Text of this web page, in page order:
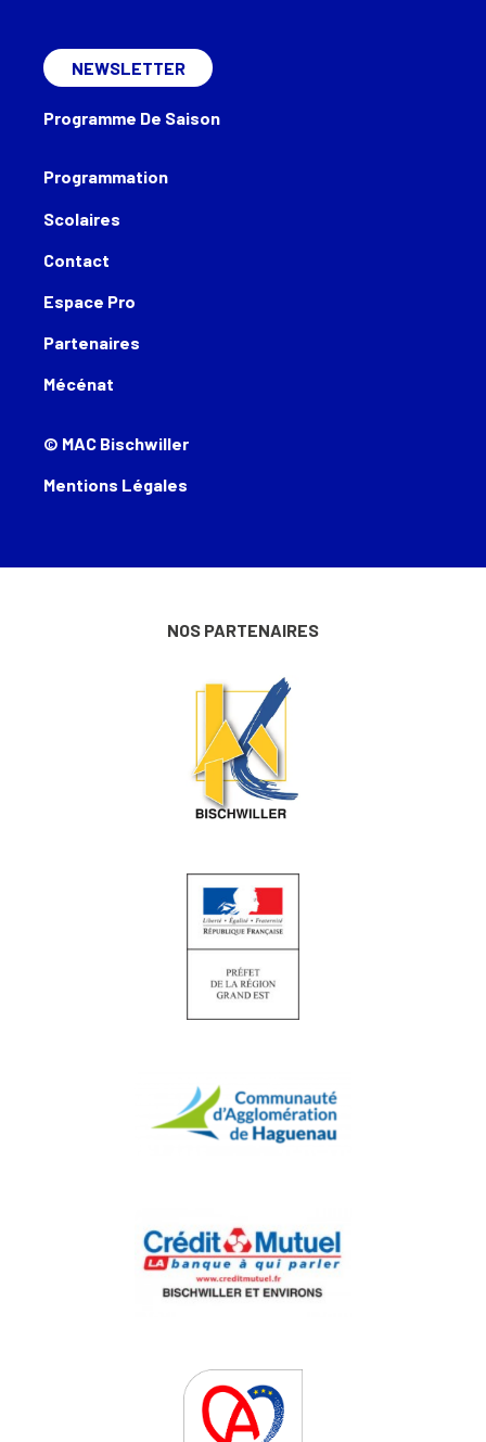
Programmation
Scolaires
Contact
Espace Pro
Partenaires
Mécénat
NEWSLETTER
Programme De Saison
© MAC Bischwiller
Mentions Légales
NOS PARTENAIRES